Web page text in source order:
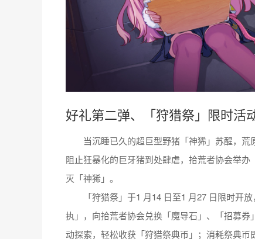
好礼第二弹、「狩猎祭」限时活
当沉睡已久的超巨型野猪「神狶」苏醒，荒
阻止狂暴化的巨牙猪到处肆虐，拾荒者协会举
灭「神狶」。
「狩猎祭」于1 月14 日至1 月27 日限时开放
执」，向拾荒者协会兑换「魔导石」、「招募
动探索，轻松收获「狩猎祭典币」；消耗祭典